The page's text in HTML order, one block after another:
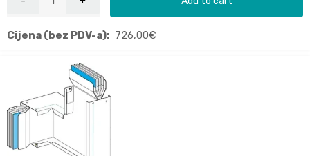
Cijena (bez PDV-a): 726,00€